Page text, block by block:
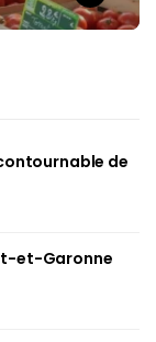
de
et-Garonne